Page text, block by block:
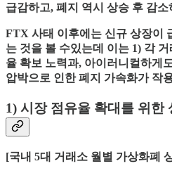
급감하고, 폐지 역시 상승 후 감
FTX 사태 이후에는 신규 상장이
는 것을 볼 수있는데 이는 1) 각
율 확보 노력과, 아이러니컬하게
압박으로 인한 폐지 가속화가 작
1) 시장 점유율 확대를 위한
[국내 5대 거래소 월별 가상화폐